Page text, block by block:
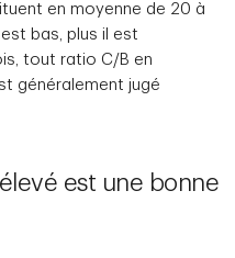
en moyenne de 20 à
bas, plus il est
tout ratio C/B en
généralement jugé
est une bonne